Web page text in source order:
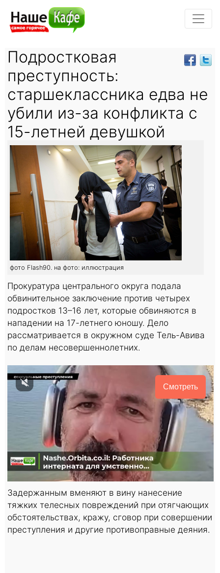
Подростковая
преступность:
старшеклассника едва не
убили из-за конфликта с
15-летней девушкой
фото Flash90. на фото: иллюстрация
Прокуратура центрального округа подала
обвинительное заключение против четырех
подростков 13–16 лет, которые обвиняются в
нападении на 17-летнего юношу. Дело
рассматривается в окружном суде Тель-Авива
по делам несовершеннолетних.
Смотреть
Задержанным вменяют в вину нанесение
тяжких телесных повреждений при отягчающих
обстоятельствах, кражу, сговор при совершении
преступления и другие противоправные деяния.